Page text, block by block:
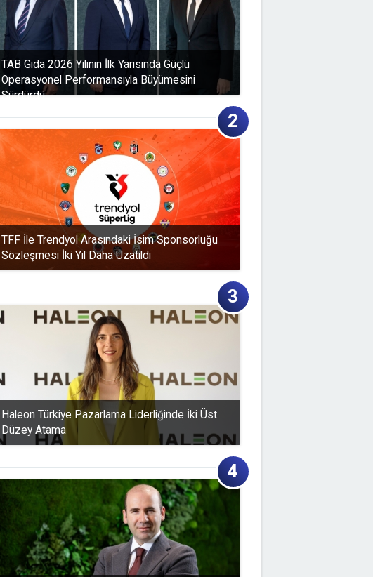
TAB Gıda 2026 Yılının İlk Yarısında Güçlü
Operasyonel Performansıyla Büyümesini
Sürdürdü
TFF İle Trendyol Arasındaki İsim Sponsorluğu
Sözleşmesi İki Yıl Daha Uzatıldı
Haleon Türkiye Pazarlama Liderliğinde İki Üst
Düzey Atama